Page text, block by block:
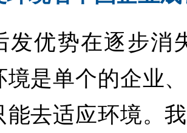
优势在逐步消
境是单个的企业
能去适应环境。